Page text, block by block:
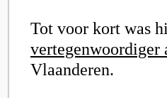
Tot voor kort was
Vlaanderen.